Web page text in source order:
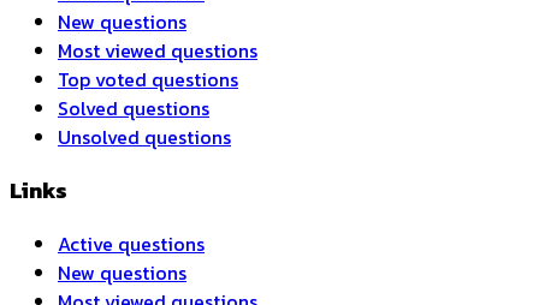
New questions
Most viewed questions
Top voted questions
Solved questions
Unsolved questions
Links
Active questions
New questions